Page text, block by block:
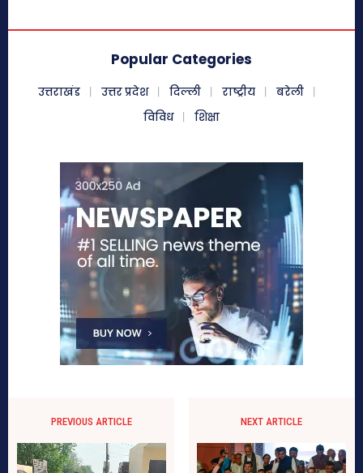
Popular Categories
उत्तराखंड उत्तर प्रदेश दिल्ली राष्ट्रीय
बरेली
विविध
शिक्षा
PREVIOUS ARTICLE NEXT ARTICLE